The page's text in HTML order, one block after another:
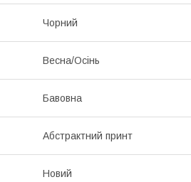
Чорний
Весна/Осінь
Бавовна
Абстрактний принт
Новий